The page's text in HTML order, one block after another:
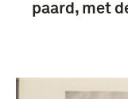
paard, met